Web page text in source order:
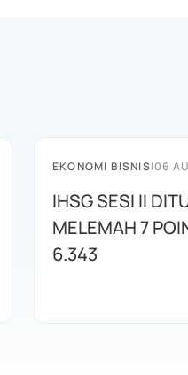
EKONOMI BISNIS|06
IHSG SESI II
MELEMAH 7
6.343